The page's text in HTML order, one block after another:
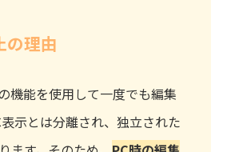
の理由
機能を使用して一度でも編集
示とは分離され、独立された